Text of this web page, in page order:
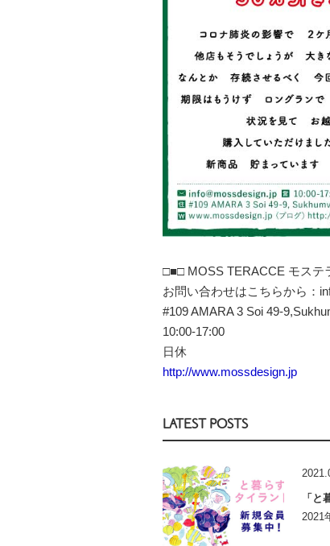
□■□ MOSS TERACCE モステ
お問い合わせはこちらから：
#109 AMARA 3 Soi 49-
10:00-17:00
日休
http://www.mossdesign.jp
LATEST POSTS
「と
2021